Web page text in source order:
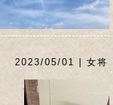
2023/05/01 | 女将